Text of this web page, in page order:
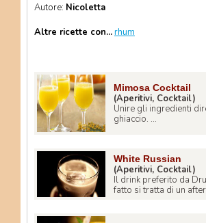
Autore: Nicoletta
Altre ricette con...rhum
Mimosa Cocktail
(Aperitivi, Cocktail)
Unire gli ingredienti
ghiaccio. ...
White Russian
(Aperitivi, Cocktail)
Il drink preferito da
fatto si tratta di un